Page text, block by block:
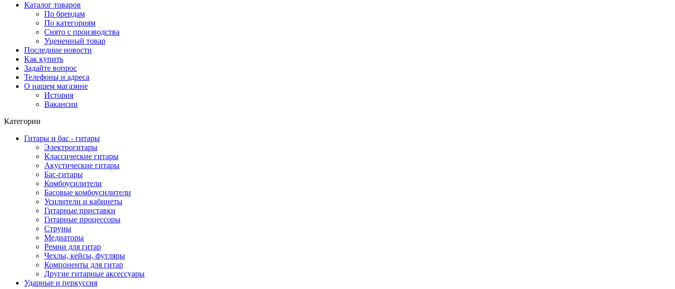
Каталог товаров
По брендам
По категориям
Снято с производства
Уцененный товар
Последние новости
Как купить
Задайте вопрос
Телефоны и адреса
О нашем магазине
История
Вакансии
Категории
Гитары и бас - гитары
Электрогитары
Классические гитары
Акустические гитары
Бас-гитары
Комбоусилители
Басовые комбоусилители
Усилители и кабинеты
Гитарные приставки
Гитарные процессоры
Струны
Медиаторы
Ремни для гитар
Чехлы, кейсы, футляры
Компоненты для гитар
Другие гитарные аксессуары
Ударные и перкуссия